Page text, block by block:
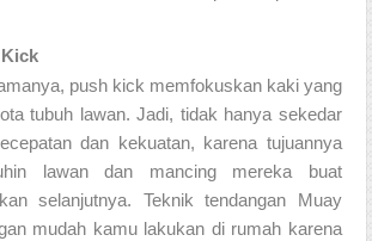
Kick
push kick memfokuskan kaki yang
tubuh lawan. Jadi, tidak hanya sekedar
dan kekuatan, karena tujuannya
lawan dan mancing mereka buat
selanjutnya. Teknik tendangan Muay
mudah kamu lakukan di rumah karena